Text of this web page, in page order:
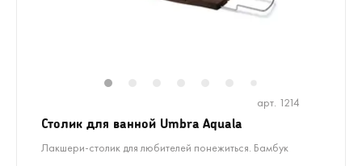
арт. 1214
Столик для ванной Umbra Aquala
Лакшери-столик для любителей понежиться. Бамбук